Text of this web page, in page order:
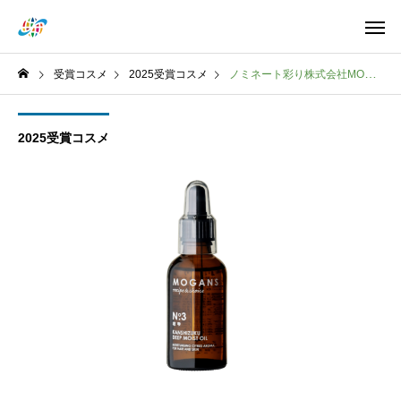
受賞コスメ 2025受賞コスメ ノミネート彩り株式会社MOGANSディープモイストオイル 柑雫(かんしずく)
2025受賞コスメ